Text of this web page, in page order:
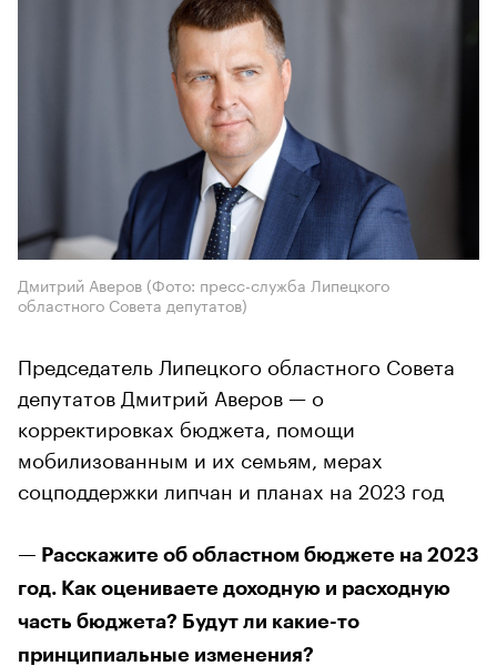
Дмитрий Аверов (Фото: пресс-служба Липецкого
областного Совета депутатов)
Председатель Липецкого областного Совета
депутатов Дмитрий Аверов — о
корректировках бюджета, помощи
мобилизованным и их семьям, мерах
соцподдержки липчан и планах на 2023 год
— Расскажите об областном бюджете на 2023
год. Как оцениваете доходную и расходную
часть бюджета? Будут ли какие-то
принципиальные изменения?